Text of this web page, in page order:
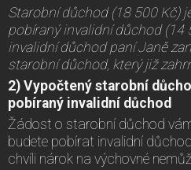
Starobní důchod (18 500 Kč)
pobíraný invalidní důchod (14
invalidní důchod paní Janě
starobní důchod, který již
2) Vypočtený starobní
pobíraný invalidní důchod
Žádost o starobní důchod
budete pobírat invalidní
chvíli nárok na výchovné